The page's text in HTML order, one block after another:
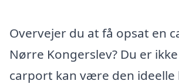
Overvejer du at få opsat en
Nørre Kongerslev? Du er
carport kan være den ideelle